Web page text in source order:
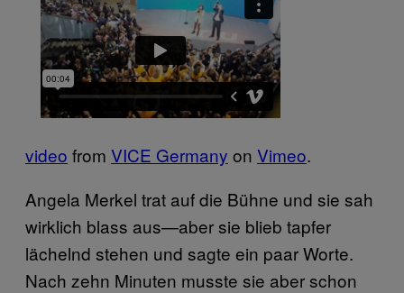
video from VICE Germany on Vimeo.
Angela Merkel trat auf die Bühne und sie sah
wirklich blass aus—aber sie blieb tapfer
lächelnd stehen und sagte ein paar Worte.
Nach zehn Minuten musste sie aber schon